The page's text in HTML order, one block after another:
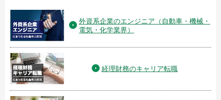
外資系企業のエンジニア（自動車・機械・
電気・化学業界）
経理財務のキャリア転職